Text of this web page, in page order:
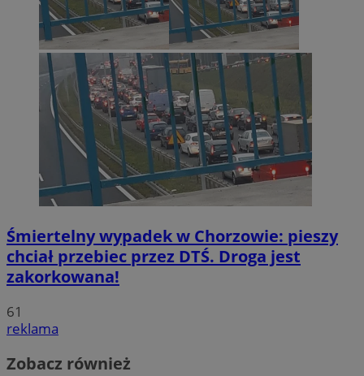
Śmiertelny wypadek w Chorzowie: pieszy
chciał przebiec przez DTŚ. Droga jest
zakorkowana!
61
reklama
Zobacz również